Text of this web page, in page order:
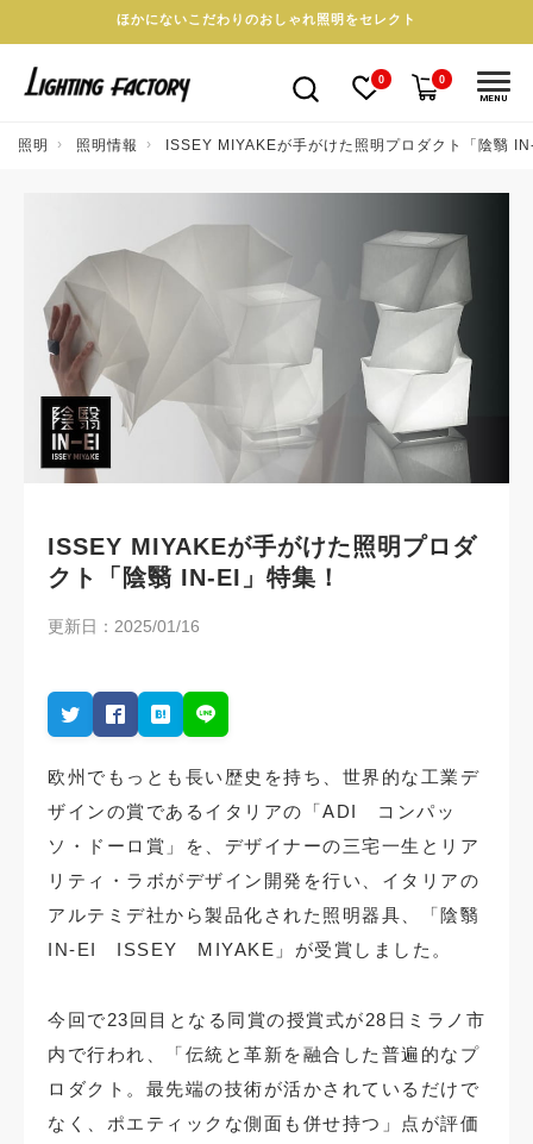
ほかにないこだわりのおしゃれ照明をセレクト
0 0
MENU
照明 照明情報 ISSEY MIYAKEが手がけた照明プロダクト「陰翳
ISSEY MIYAKEが手がけた照明プロダ
クト「陰翳 IN-EI」特集！
更新日：2025/01/16
欧州でもっとも長い歴史を持ち、世界的な工業デ
ザインの賞であるイタリアの「ADI コンパッ
ソ・ドーロ賞」を、デザイナーの三宅一生とリア
リティ・ラボがデザイン開発を行い、イタリアの
アルテミデ社から製品化された照明器具、「陰翳
IN-EI ISSEY MIYAKE」が受賞しました。
今回で23回目となる同賞の授賞式が28日ミラノ市
内で行われ、「伝統と革新を融合した普遍的なプ
ロダクト。最先端の技術が活かされているだけで
なく、ポエティックな側面も併せ持つ」点が評価